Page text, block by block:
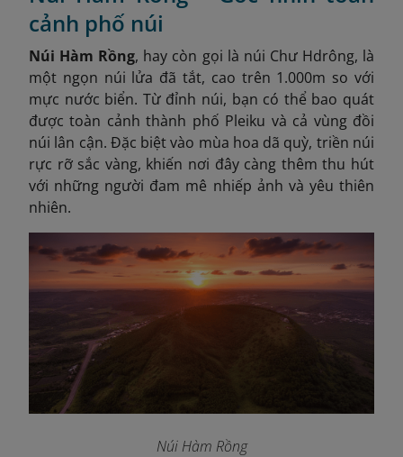
cảnh phố núi
Núi Hàm Rồng, hay còn gọi là núi Chư Hdrông, là
một ngọn núi lửa đã tắt, cao trên 1.000m so với
mực nước biển. Từ đỉnh núi, bạn có thể bao quát
được toàn cảnh thành phố Pleiku và cả vùng đồi
núi lân cận. Đặc biệt vào mùa hoa dã quỳ, triền núi
rực rỡ sắc vàng, khiến nơi đây càng thêm thu hút
với những người đam mê nhiếp ảnh và yêu thiên
nhiên.
Núi Hàm Rồng